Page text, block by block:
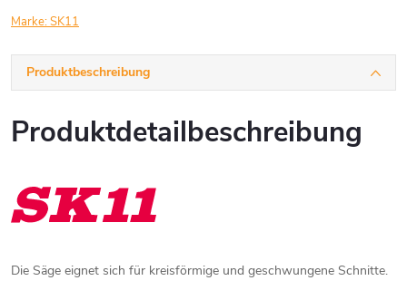
Marke:SK11
Produktbeschreibung
Produktdetailbeschreibung
Die Säge eignet sich für kreisförmige und geschwungene Schnitte.